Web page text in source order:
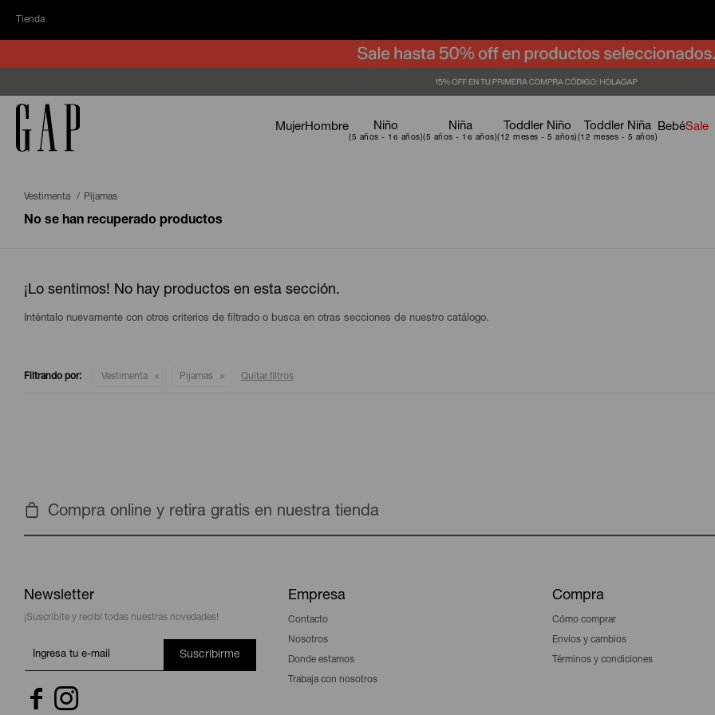
Tienda
MujerHombre Niño Niña Toddler Niño Toddler Niña BebéSale
Vestimenta Pijamas
No se han recuperado productos
¡Lo sentimos! No hay productos en esta sección.
Inténtalo nuevamente con otros criterios de filtrado o busca en otras secciones de nuestro catálogo.
Filtrando por: Vestimenta Pijamas Quitar filtros
Compra online y retira gratis en nuestra tienda
Newsletter
¡Suscribite y recibí todas nuestras novedades!
Suscribirme
 
Empresa
Contacto
Nosotros
Donde estamos
Trabaja con nosotros
Compra
Cómo comprar
Envíos y cambios
Términos y condiciones